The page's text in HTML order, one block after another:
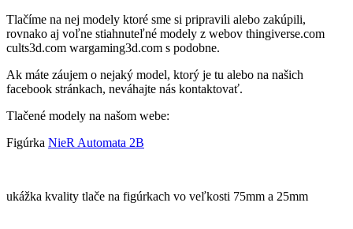
Tlačíme na nej modely ktoré sme si pripravili alebo zakúpili,
rovnako aj voľne stiahnuteľné modely z webov thingiverse.com
cults3d.com wargaming3d.com s podobne.
Ak máte záujem o nejaký model, ktorý je tu alebo na našich
facebook stránkach, neváhajte nás kontaktovať.
Tlačené modely na našom webe:
Figúrka NieR Automata 2B
ukážka kvality tlače na figúrkach vo veľkosti 75mm a 25mm